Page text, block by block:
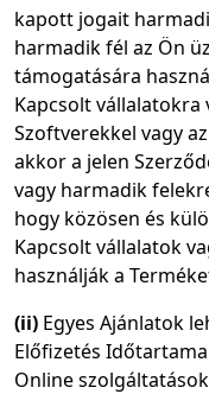
kapott jogait
harmadik fél az Ön
támogatására
Kapcsolt
Szoftverekkel vagy
akkor a jelen
vagy harmadik
hogy közösen és
Kapcsolt vállalatok
használják a
(ii) Egyes Ajánlatok
Előfizetés
Online